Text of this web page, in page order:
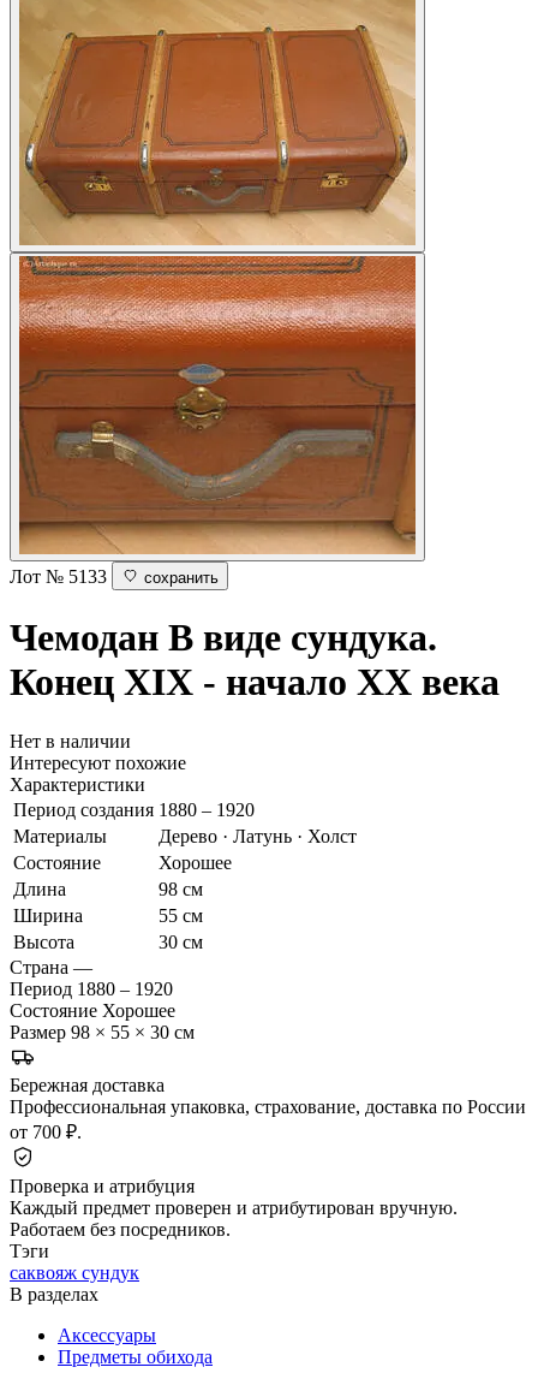
Лот № 5133 сохранить
Чемодан В виде сундука.
Конец XIX - начало ХХ века
Нет в наличии
Интересуют похожие
Характеристики
Период создания 1880 – 1920
Материалы
Дерево · Латунь · Холст
Состояние
Хорошее
Длина
98 см
Ширина
55 см
Высота
30 см
Страна —
Период 1880 – 1920
Состояние Хорошее
Размер 98 × 55 × 30 см
Бережная доставка
Профессиональная упаковка, страхование, доставка по России
от 700 ₽.
Проверка и атрибуция
Каждый предмет проверен и атрибутирован вручную.
Работаем без посредников.
Тэги
саквояж сундук
В разделах
Аксессуары
Предметы обихода